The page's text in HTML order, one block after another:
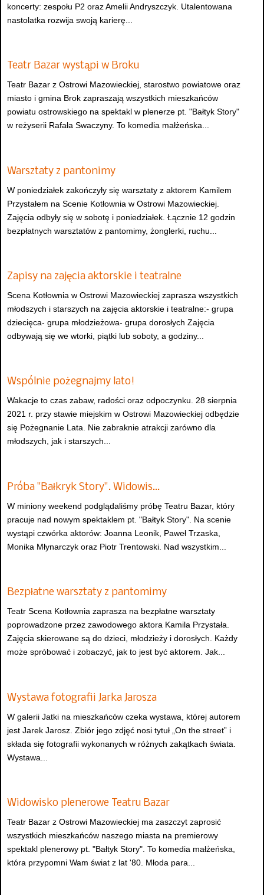
koncerty: zespołu P2 oraz Amelii Andryszczyk. Utalentowana
nastolatka rozwija swoją karierę...
Teatr Bazar wystąpi w Broku
Teatr Bazar z Ostrowi Mazowieckiej, starostwo powiatowe oraz
miasto i gmina Brok zapraszają wszystkich mieszkańców
powiatu ostrowskiego na spektakl w plenerze pt. "Bałtyk Story"
w reżyserii Rafała Swaczyny. To komedia małżeńska...
Warsztaty z pantonimy
W poniedziałek zakończyły się warsztaty z aktorem Kamilem
Przystałem na Scenie Kotłownia w Ostrowi Mazowieckiej.
Zajęcia odbyły się w sobotę i poniedziałek. Łącznie 12 godzin
bezpłatnych warsztatów z pantomimy, żonglerki, ruchu...
Zapisy na zajęcia aktorskie i teatralne
Scena Kotłownia w Ostrowi Mazowieckiej zaprasza wszystkich
młodszych i starszych na zajęcia aktorskie i teatralne:- grupa
dziecięca- grupa młodzieżowa- grupa dorosłych Zajęcia
odbywają się we wtorki, piątki lub soboty, a godziny...
Wspólnie pożegnajmy lato!
Wakacje to czas zabaw, radości oraz odpoczynku. 28 sierpnia
2021 r. przy stawie miejskim w Ostrowi Mazowieckiej odbędzie
się Pożegnanie Lata. Nie zabraknie atrakcji zarówno dla
młodszych, jak i starszych...
Próba "Bałkryk Story". Widowis…
W miniony weekend podglądaliśmy próbę Teatru Bazar, który
pracuje nad nowym spektaklem pt. "Bałtyk Story". Na scenie
wystąpi czwórka aktorów: Joanna Leonik, Paweł Trzaska,
Monika Młynarczyk oraz Piotr Trentowski. Nad wszystkim...
Bezpłatne warsztaty z pantomimy
Teatr Scena Kotłownia zaprasza na bezpłatne warsztaty
poprowadzone przez zawodowego aktora Kamila Przystała.
Zajęcia skierowane są do dzieci, młodzieży i dorosłych. Każdy
może spróbować i zobaczyć, jak to jest być aktorem. Jak...
Wystawa fotografii Jarka Jarosza
W galerii Jatki na mieszkańców czeka wystawa, której autorem
jest Jarek Jarosz. Zbiór jego zdjęć nosi tytuł „On the street” i
składa się fotografii wykonanych w różnych zakątkach świata.
Wystawa...
Widowisko plenerowe Teatru Bazar
Teatr Bazar z Ostrowi Mazowieckiej ma zaszczyt zaprosić
wszystkich mieszkańców naszego miasta na premierowy
spektakl plenerowy pt. "Bałtyk Story". To komedia małżeńska,
która przypomni Wam świat z lat '80. Młoda para...